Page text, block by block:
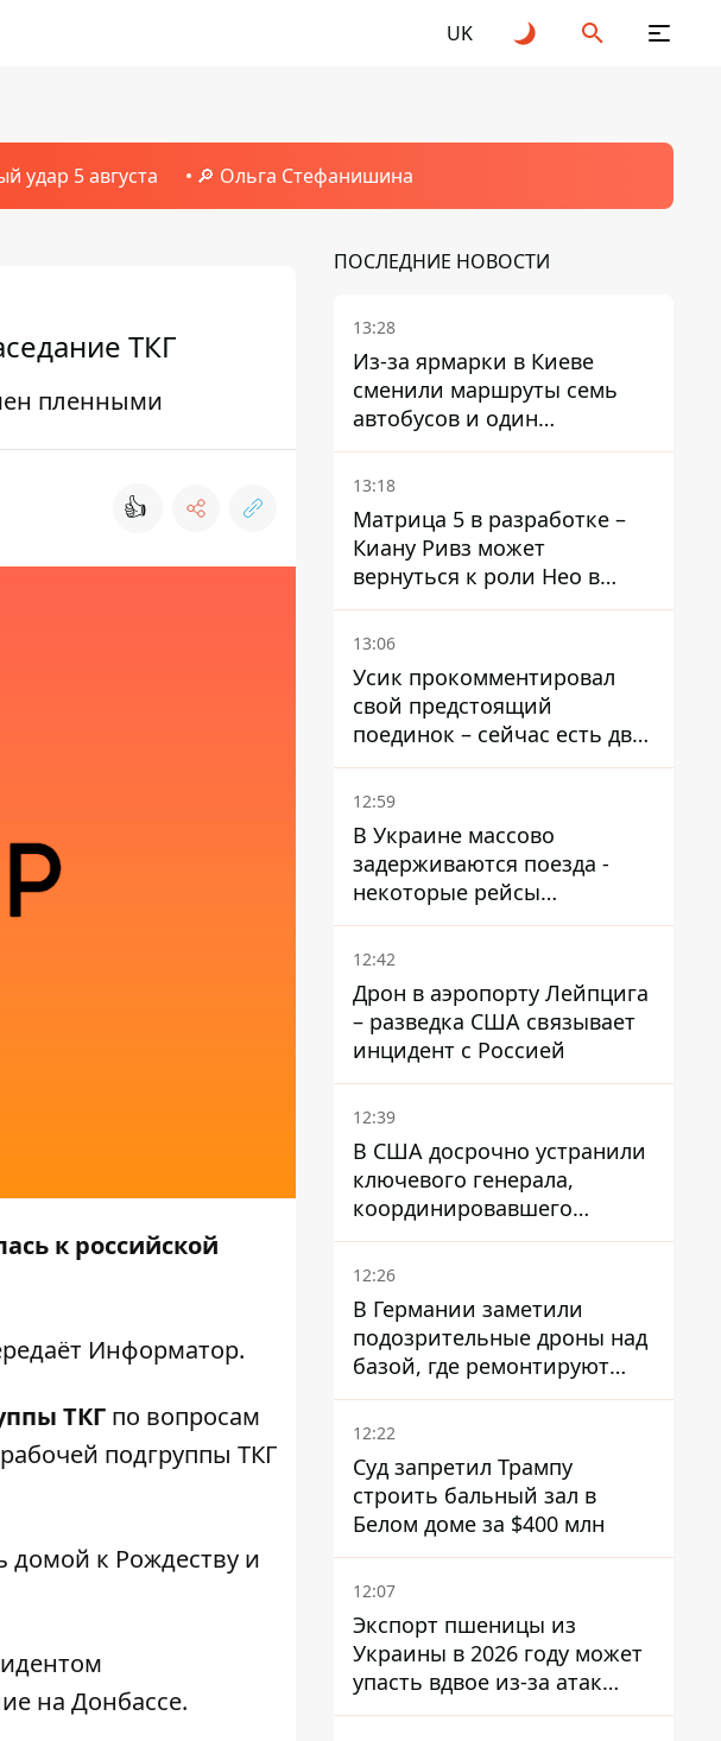
UK
удар 5 августа 🔎 Ольга Стефанишина
ТКГ
пленными
👍
к российской
Информатор.
ТКГ по вопросам
подгруппы ТКГ
домой к Рождеству и
на Донбассе.
ПОСЛЕДНИЕ НОВОСТИ
13:28
Из-за ярмарки в Киеве
сменили маршруты семь
автобусов и один
троллейбус
13:18
Матрица 5 в разработке –
Киану Ривз может
вернуться к роли Нео в
пятой части
13:06
Усик прокомментировал
свой предстоящий
поединок – сейчас есть два
варианта
12:59
В Украине массово
задерживаются поезда -
некоторые рейсы
опаздывают более чем на
12 часов
12:42
Дрон в аэропорту Лейпцига
– разведка США связывает
инцидент с Россией
12:39
В США досрочно устранили
ключевого генерала,
координировавшего
поддержку Украины -
причину умалчивают
12:26
В Германии заметили
подозрительные дроны над
базой, где ремонтируют
Patriot - СМИ
12:22
Суд запретил Трампу
строить бальный зал в
Белом доме за $400 млн
12:07
Экспорт пшеницы из
Украины в 2026 году может
упасть вдвое из-за атак
россиян по портам